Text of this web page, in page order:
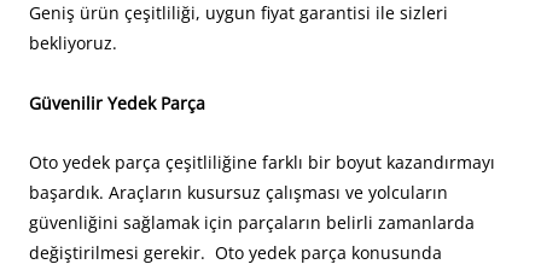
Geniş ürün çeşitliliği, uygun fiyat garantisi ile sizleri
bekliyoruz.
Güvenilir Yedek Parça
Oto yedek parça çeşitliliğine farklı bir boyut kazandırmayı
başardık. Araçların kusursuz çalışması ve yolcuların
güvenliğini sağlamak için parçaların belirli zamanlarda
değiştirilmesi gerekir. Oto yedek parça konusunda